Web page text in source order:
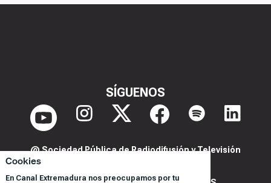
Cookies
En Canal Extremadura nos preocupamos por tu
SÍGUENOS
@ Sociedad Pública de Radiodifusión y Televisión